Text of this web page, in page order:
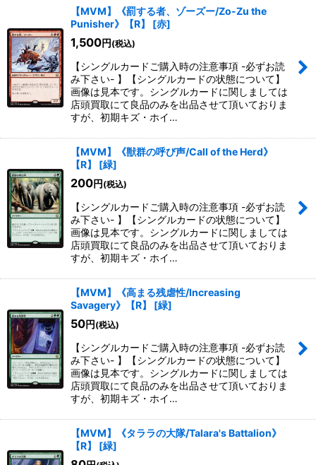
【MVM】《罰する者、ゾーズー/Zo-Zu the
Punisher》【R】
[赤]
1,500円 (税込)
【シングルカードご購入時の注意事項 -必ずお読
み下さい- 】【シングルカードの状態について】
画像は見本です。シングルカードに関しましては
店頭買取にて良品のみを出品させて頂いておりま
すが、初期キズ・ホイ…
【MVM】《獣群の呼び声/Call of the Herd》
【R】
[緑]
200円 (税込)
【シングルカードご購入時の注意事項 -必ずお読
み下さい- 】【シングルカードの状態について】
画像は見本です。シングルカードに関しましては
店頭買取にて良品のみを出品させて頂いておりま
すが、初期キズ・ホイ…
【MVM】《高まる残虐性/Increasing
Savagery》【R】
[緑]
50円 (税込)
【シングルカードご購入時の注意事項 -必ずお読
み下さい- 】【シングルカードの状態について】
画像は見本です。シングルカードに関しましては
店頭買取にて良品のみを出品させて頂いておりま
すが、初期キズ・ホイ…
【MVM】《タララの大隊/Talara's Battalion》
【R】
[緑]